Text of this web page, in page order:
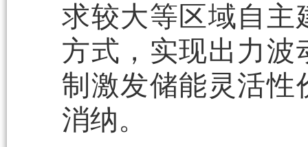
求较大等区域自主
方式，实现出力波
制激发储能灵活性
消纳。